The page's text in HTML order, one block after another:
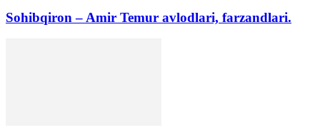
Sohibqiron – Amir Temur avlodlari, farzandlari.